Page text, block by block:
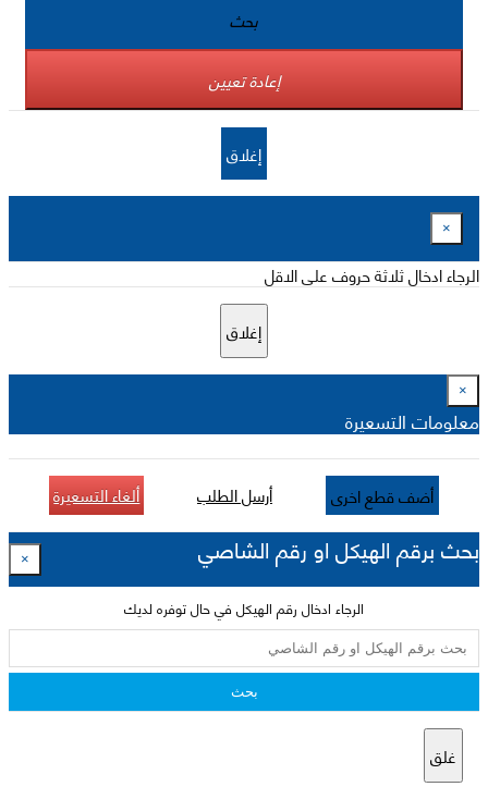
بحث
إعادة تعيين
إغلاق
×
الرجاء ادخال ثلاثة حروف على الاقل
إغلاق
×
معلومات التسعيرة
أضف قطع اخرى أرسل الطلب ألغاء التسعيرة
بحث برقم الهيكل او رقم الشاصي ×
الرجاء ادخال رقم الهيكل في حال توفره لديك
بحث
غلق